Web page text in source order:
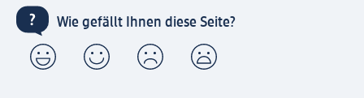
Wie gefällt Ihnen diese Seite?